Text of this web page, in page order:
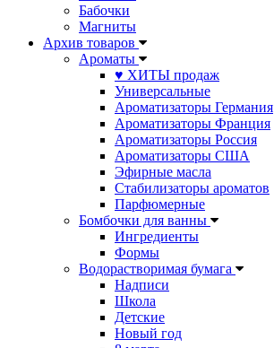
Бабочки
Магниты
Архив товаров
Ароматы
♥ ХИТЫ продаж
Универсальные
Ароматизаторы Германия
Ароматизаторы Франция
Ароматизаторы Россия
Ароматизаторы США
Эфирные масла
Стабилизаторы ароматов
Парфюмерные
Бомбочки для ванны
Ингредиенты
Формы
Водорастворимая бумага
Надписи
Школа
Детские
Новый год